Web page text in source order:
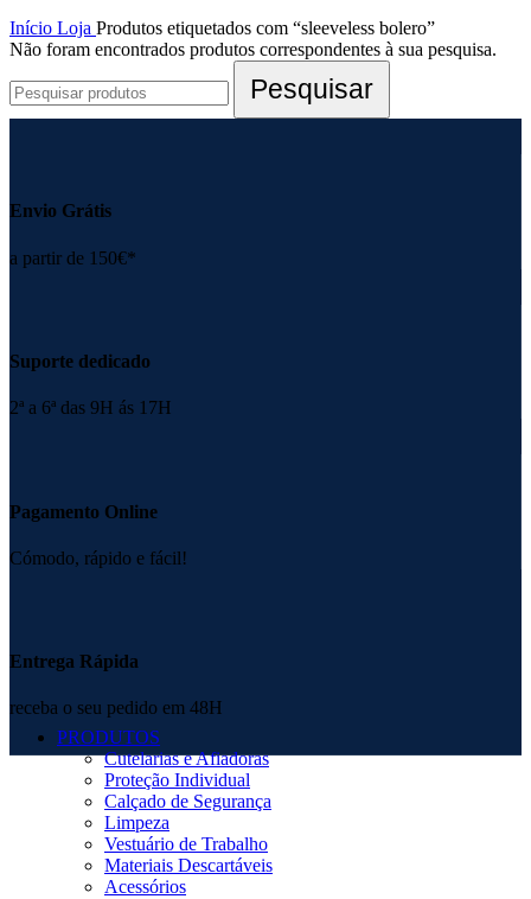
Início Loja Produtos etiquetados com “sleeveless bolero”
Não foram encontrados produtos correspondentes à sua pesquisa.
Pesquisar
Envio Grátis
a partir de 150€*
Suporte dedicado
2ª a 6ª das 9H ás 17H
Pagamento Online
Cómodo, rápido e fácil!
Entrega Rápida
receba o seu pedido em 48H
PRODUTOS
Cutelarias e Afiadoras
Proteção Individual
Calçado de Segurança
Limpeza
Vestuário de Trabalho
Materiais Descartáveis
Acessórios